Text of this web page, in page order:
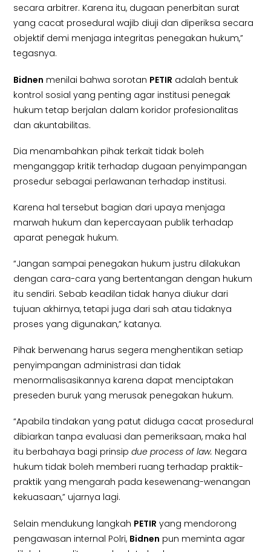
secara arbitrer. Karena itu, dugaan penerbitan surat
yang cacat prosedural wajib diuji dan diperiksa secara
objektif demi menjaga integritas penegakan hukum,”
tegasnya.
Bidnen menilai bahwa sorotan PETIR adalah bentuk
kontrol sosial yang penting agar institusi penegak
hukum tetap berjalan dalam koridor profesionalitas
dan akuntabilitas.
Dia menambahkan pihak terkait tidak boleh
menganggap kritik terhadap dugaan penyimpangan
prosedur sebagai perlawanan terhadap institusi.
Karena hal tersebut bagian dari upaya menjaga
marwah hukum dan kepercayaan publik terhadap
aparat penegak hukum.
“Jangan sampai penegakan hukum justru dilakukan
dengan cara-cara yang bertentangan dengan hukum
itu sendiri. Sebab keadilan tidak hanya diukur dari
tujuan akhirnya, tetapi juga dari sah atau tidaknya
proses yang digunakan,” katanya.
Pihak berwenang harus segera menghentikan setiap
penyimpangan administrasi dan tidak
menormalisasikannya karena dapat menciptakan
preseden buruk yang merusak penegakan hukum.
“Apabila tindakan yang patut diduga cacat prosedural
dibiarkan tanpa evaluasi dan pemeriksaan, maka hal
itu berbahaya bagi prinsipdue process of law. Negara
hukum tidak boleh memberi ruang terhadap praktik-
praktik yang mengarah pada kesewenang-wenangan
kekuasaan,” ujarnya lagi.
Selain mendukung langkah PETIR yang mendorong
pengawasan internal Polri, Bidnen pun meminta agar